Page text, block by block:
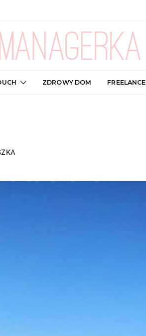
ZDROWY DOM FREELANCE